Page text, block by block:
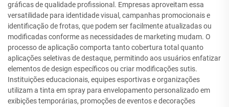
gráficas de qualidade profissional. Empresas aproveitam essa
versatilidade para identidade visual, campanhas promocionais e
identificação de frotas, que podem ser facilmente atualizadas ou
modificadas conforme as necessidades de marketing mudam. O
processo de aplicação comporta tanto cobertura total quanto
aplicações seletivas de destaque, permitindo aos usuários enfatizar
elementos de design específicos ou criar modificações sutis.
Instituições educacionais, equipes esportivas e organizações
utilizam a tinta em spray para envelopamento personalizado em
exibições temporárias, promoções de eventos e decorações